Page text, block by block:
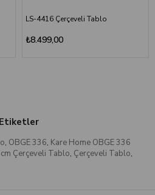
LS-4416 Çerçeveli Tablo
₺8.499,00
Etiketler
, OBGE 336, Kare Home OBGE 336
Çerçeveli Tablo, Çerçeveli Tablo,